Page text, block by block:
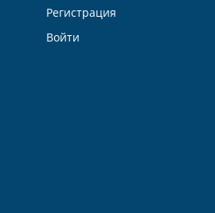
Регистрация
Войти